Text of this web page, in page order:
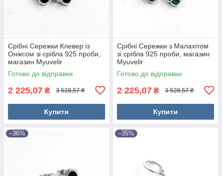
Срібні Сережки Клевер із
Оніксом зі срібла 925 проби,
магазин Myuvelir
Готово до відправки
2 225,07 ₴ 3 528,57 ₴
Купити
Срібні Сережки з Малахітом
зі срібла 925 проби, магазин
Myuvelir
Готово до відправки
2 225,07 ₴ 3 528,57 ₴
Купити
–36% –35%